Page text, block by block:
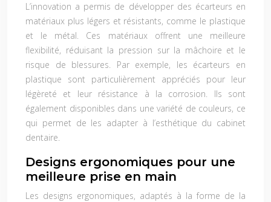
L’innovation a permis de développer des écarteurs en
matériaux plus légers et résistants, comme le plastique
et le métal. Ces matériaux offrent une meilleure
flexibilité, réduisant la pression sur la mâchoire et le
risque de blessures. Par exemple, les écarteurs en
plastique sont particulièrement appréciés pour leur
légèreté et leur résistance à la corrosion. Ils sont
également disponibles dans une variété de couleurs, ce
qui permet de les adapter à l’esthétique du cabinet
dentaire.
Designs ergonomiques pour une
meilleure prise en main
Les designs ergonomiques, adaptés à la forme de la